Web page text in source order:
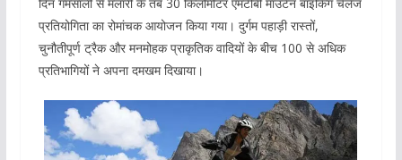
प्रतियोगिता का रोमांचक आयोजन किया गया। दुर्गम पहाड़ी रास्तों,
चुनौतीपूर्ण ट्रैक और मनमोहक प्राकृतिक वादियों के बीच 100 से अधिक
प्रतिभागियों ने अपना दमखम दिखाया।